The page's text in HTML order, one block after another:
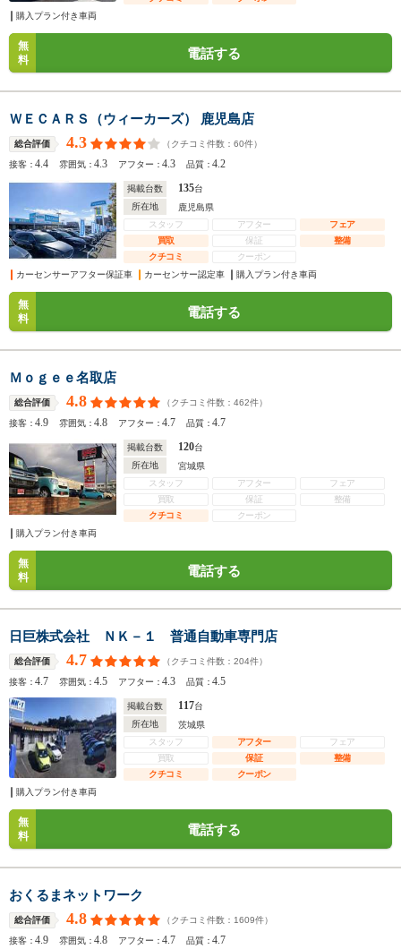
購入プラン付き車両
無
料
電話する
ＷＥＣＡＲＳ（ウィーカーズ） 鹿児島店
総合評価 4.3 （クチコミ件数： 60件）
接客：4.4 雰囲気：4.3 アフター：4.3 品質：4.2
掲載台数 135台
所在地
鹿児島県
スタッフ
アフター
フェア
買取
保証
整備
クチコミ
クーポン
カーセンサーアフター保証車
カーセンサー認定車 購入プラン付き車両
無
料
電話する
Ｍｏｇｅｅ名取店
総合評価 4.8 （クチコミ件数： 462件）
接客：4.9 雰囲気：4.8 アフター：4.7 品質：4.7
掲載台数 120台
所在地
宮城県
スタッフ
アフター
フェア
買取
保証
整備
クチコミ
クーポン
購入プラン付き車両
無
料
電話する
日巨株式会社 ＮＫ－１ 普通自動車専門店
総合評価 4.7 （クチコミ件数： 204件）
接客：4.7 雰囲気：4.5 アフター：4.3 品質：4.5
掲載台数 117台
所在地
茨城県
スタッフ
アフター
フェア
買取
保証
整備
クチコミ
クーポン
購入プラン付き車両
無
料
電話する
おくるまネットワーク
総合評価 4.8 （クチコミ件数： 1609件）
接客：4.9 雰囲気：4.8 アフター：4.7 品質：4.7